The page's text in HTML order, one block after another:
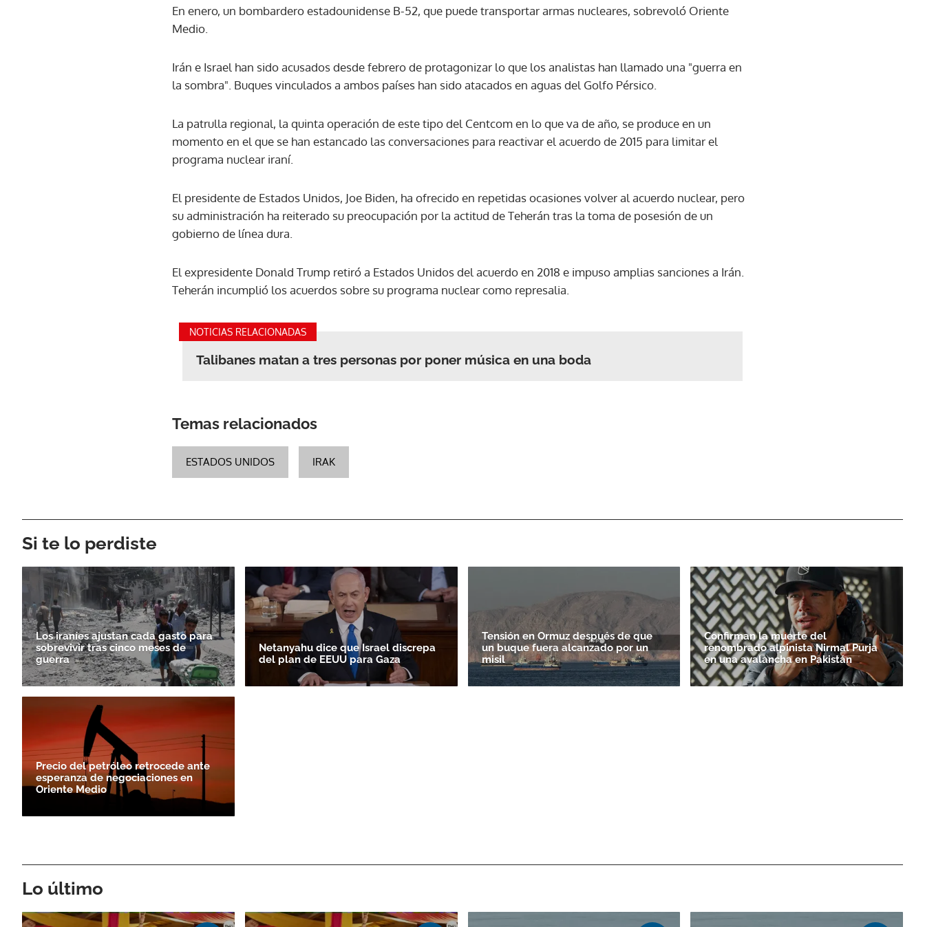
En enero, un bombardero estadounidense B-52, que puede transportar armas nucleares, sobrevoló Oriente
Medio.
Irán e Israel han sido acusados desde febrero de protagonizar lo que los analistas han llamado una "guerra en
la sombra". Buques vinculados a ambos países han sido atacados en aguas del Golfo Pérsico.
La patrulla regional, la quinta operación de este tipo del Centcom en lo que va de año, se produce en un
momento en el que se han estancado las conversaciones para reactivar el acuerdo de 2015 para limitar el
programa nuclear iraní.
El presidente de Estados Unidos, Joe Biden, ha ofrecido en repetidas ocasiones volver al acuerdo nuclear, pero
su administración ha reiterado su preocupación por la actitud de Teherán tras la toma de posesión de un
gobierno de línea dura.
El expresidente Donald Trump retiró a Estados Unidos del acuerdo en 2018 e impuso amplias sanciones a Irán.
Teherán incumplió los acuerdos sobre su programa nuclear como represalia.
NOTICIAS RELACIONADAS
Talibanes matan a tres personas por poner música en una boda
Temas relacionados
ESTADOS UNIDOS IRAK
Si te lo perdiste
Los iraníes ajustan cada gasto para
sobrevivir tras cinco meses de
guerra
Netanyahu dice que Israel discrepa
del plan de EEUU para Gaza
Tensión en Ormuz después de que
un buque fuera alcanzado por un
misil
Confirman la muerte del
renombrado alpinista Nirmal Purja
en una avalancha en Pakistán
Precio del petróleo retrocede ante
esperanza de negociaciones en
Oriente Medio
Lo último